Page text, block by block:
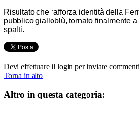
Risultato che rafforza identità della
pubblico gialloblù, tornato finalmente
spalti.
Devi effettuare il login per inviare commenti
Torna in alto
Altro in questa categoria: